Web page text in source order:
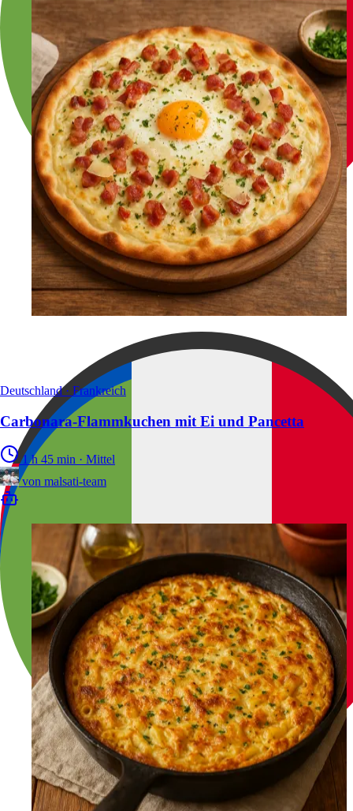
Deutschland · Frankreich
Carbonara-Flammkuchen mit Ei und Pancetta
1 h 45 min · Mittel
von malsati-team